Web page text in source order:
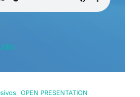
OPEN PRESENTATION